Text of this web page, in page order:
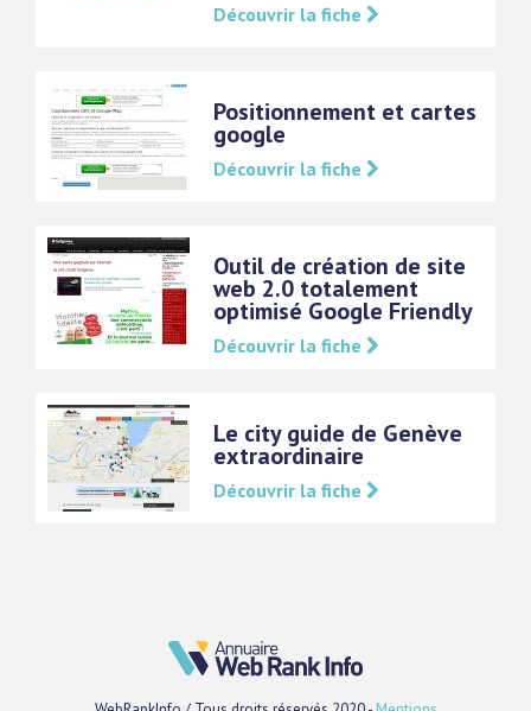
Découvrir la fiche
Positionnement et cartes
google
Découvrir la fiche
Outil de création de site
web 2.0 totalement
optimisé Google Friendly
Découvrir la fiche
Le city guide de Genève
extraordinaire
Découvrir la fiche